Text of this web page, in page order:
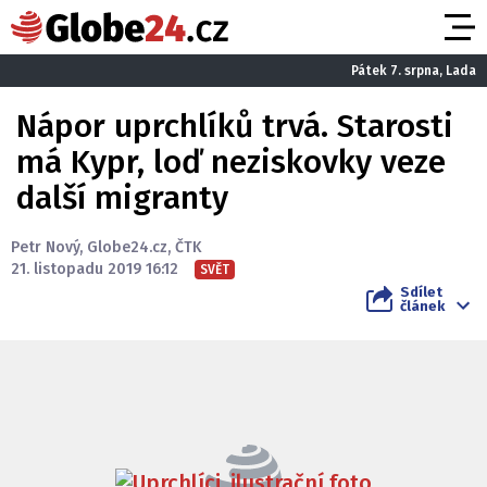
Pátek 7. srpna, Lada
Nápor uprchlíků trvá. Starosti
má Kypr, loď neziskovky veze
další migranty
Petr Nový, Globe24.cz, ČTK
21. listopadu 2019 16:12
SVĚT
Sdílet
článek